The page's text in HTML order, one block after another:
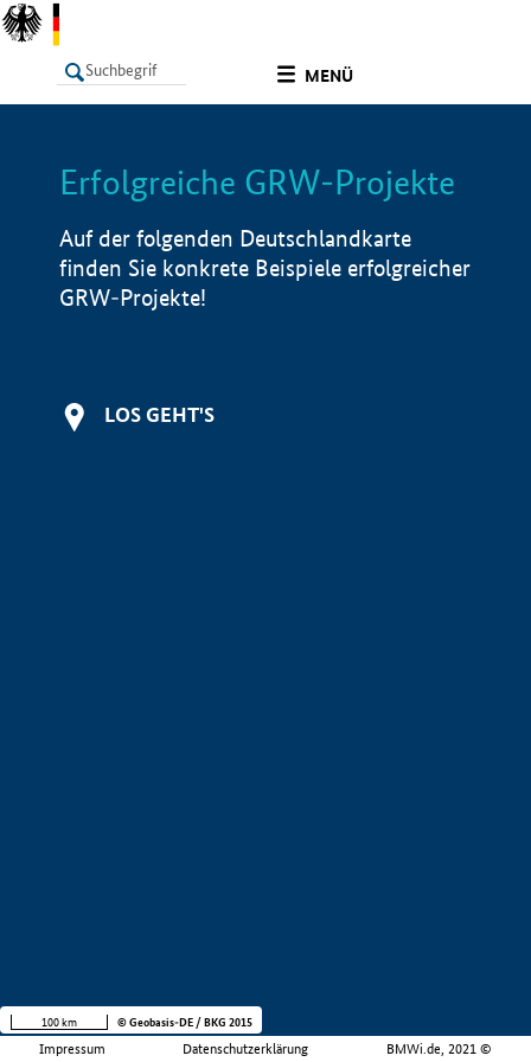
MENÜ
LISTE Info
Erfolgreiche GRW-Projekte
Auf der folgenden Deutschlandkarte
finden Sie konkrete Beispiele erfolgreicher
GRW-Projekte!
LOS GEHT'S
Impressum Datenschutzerklärung BMWi.de, 2021 ©
100 km © Geobasis-DE / BKG 2015